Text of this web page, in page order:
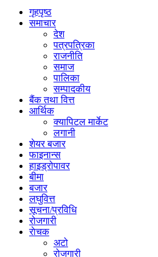
गृहपृष्ठ
समाचार
देश
पत्रपत्रिका
राजनीति
समाज
पालिका
सम्पादकीय
बैंक तथा वित्त
आर्थिक
क्यापिटल मार्केट
लगानी
शेयर बजार
फाइनान्स
हाइड्रोपावर
बीमा
बजार
लघुवित्त
सूचना/प्रविधि
रोजगारी
राेचक
अटो
रोजगारी